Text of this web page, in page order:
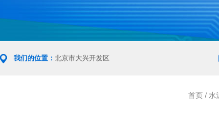
我们的位置： 北京市大兴开发区
首页 / 水